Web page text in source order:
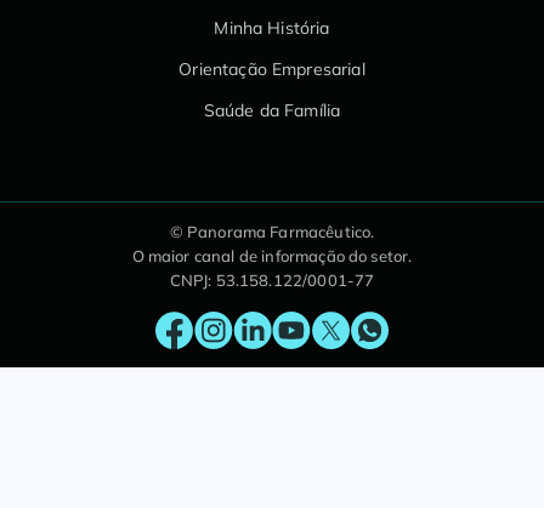
Minha História
Orientação Empresarial
Saúde da Família
© Panorama Farmacêutico.
O maior canal de informação do setor.
CNPJ: 53.158.122/0001-77